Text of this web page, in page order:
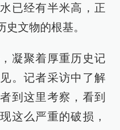
已经有半米高，正
文物的根基。
凝聚着厚重历史记
。记者采访中了解
到这里考察，看到
这么严重的破损，